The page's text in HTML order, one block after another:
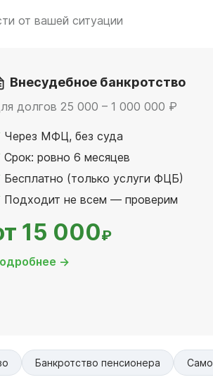
от вашей ситуации
Внесудебное банкротство
долгов 25 000 – 1 000 000 ₽
Через МФЦ, без суда
Срок: ровно 6 месяцев
Бесплатно (только услуги ФЦБ)
Подходит не всем — проверим
15 000₽
→
Банкротство пенсионера